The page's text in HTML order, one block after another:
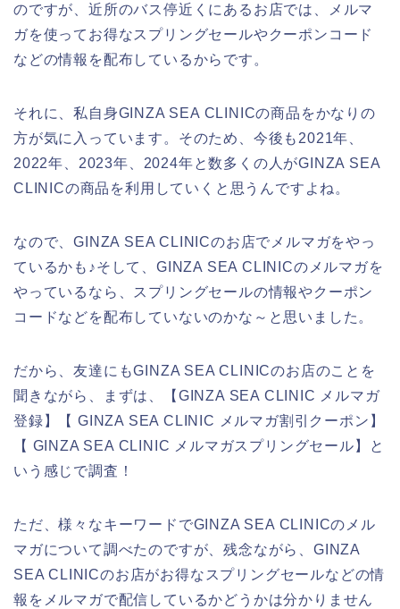
のですが、近所のバス停近くにあるお店では、メルマ
ガを使ってお得なスプリングセールやクーポンコード
などの情報を配布しているからです。
それに、私自身GINZA SEA CLINICの商品をかなりの
方が気に入っています。そのため、今後も2021年、
2022年、2023年、2024年と数多くの人がGINZA SEA
CLINICの商品を利用していくと思うんですよね。
なので、GINZA SEA CLINICのお店でメルマガをやっ
ているかも♪そして、GINZA SEA CLINICのメルマガを
やっているなら、スプリングセールの情報やクーポン
コードなどを配布していないのかな～と思いました。
だから、友達にもGINZA SEA CLINICのお店のことを
聞きながら、まずは、【GINZA SEA CLINIC メルマガ
登録】【 GINZA SEA CLINIC メルマガ割引クーポン】
【 GINZA SEA CLINIC メルマガスプリングセール】と
いう感じで調査！
ただ、様々なキーワードでGINZA SEA CLINICのメル
マガについて調べたのですが、残念ながら、GINZA
SEA CLINICのお店がお得なスプリングセールなどの情
報をメルマガで配信しているかどうかは分かりません